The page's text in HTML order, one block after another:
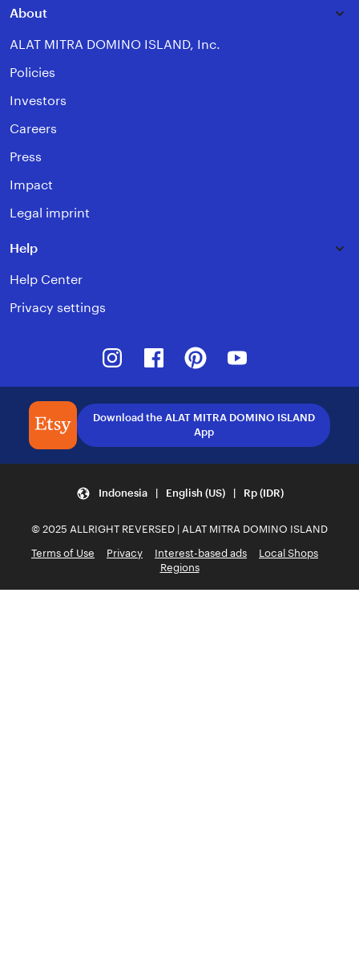
About
ALAT MITRA DOMINO ISLAND, Inc.
Policies
Investors
Careers
Press
Impact
Legal imprint
Help
Help Center
Privacy settings
InstagramFacebookPinterest
Download the ALAT MITRA DOMINO ISLAND
App
Indonesia | English (US) | Rp (IDR)
© 2025 ALLRIGHT REVERSED | ALAT MITRA DOMINO ISLAND
Terms of Use
Privacy Interest-based ads
Local Shops
Regions